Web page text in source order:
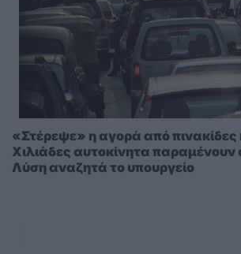
«Στέρεψε» η αγορά από
Χιλιάδες αυτοκίνητα παραμένουν
Λύση αναζητά το υπουργείο